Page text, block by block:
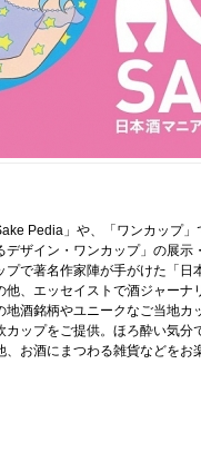
Pedia」や、「ワンカップ
ザイン・ワンカップ」の展示
で著名作家陣が手がけた「日
、エッセイストで酒ジャーナ
酒銘柄やユニークなご当地カ
ップをご提供。ほろ酔い気分
お酒にまつわる雑貨などをお